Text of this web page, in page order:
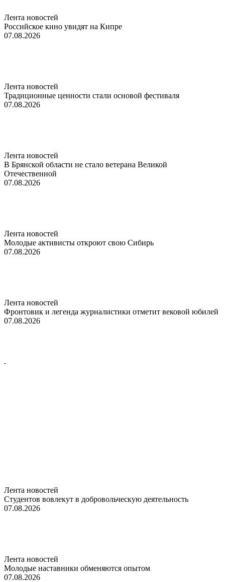
Лента новостей
Российское кино увидят на Кипре
07.08.2026
Лента новостей
Традиционные ценности стали основой фестиваля
07.08.2026
Лента новостей
В Брянской области не стало ветерана Великой
Отечественной
07.08.2026
Лента новостей
Молодые активисты откроют свою Сибирь
07.08.2026
Лента новостей
Фронтовик и легенда журналистики отметит вековой юбилей
07.08.2026
Лента новостей
Студентов вовлекут в добровольческую деятельность
07.08.2026
Лента новостей
Молодые наставники обменяются опытом
07.08.2026